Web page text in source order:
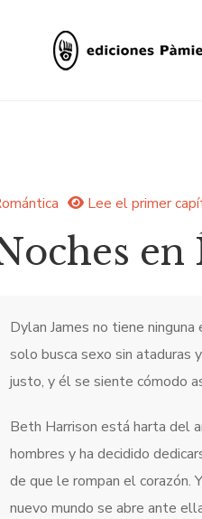
Lee el primer
Dylan James no tiene
solo busca sexo sin ataduras
justo, y él se siente cómodo
Beth Harrison está harta del
hombres y ha decidido
de que le rompan el corazón.
nuevo mundo se abre ante